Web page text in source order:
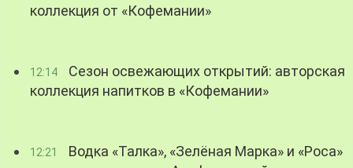
коллекция от «Кофемании»
12:14
Сезон освежающих открытий: авторская
коллекция напитков в «Кофемании»
12:21
Водка «Талка», «Зелёная Марка» и «Роса»